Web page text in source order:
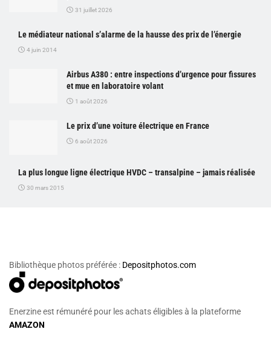
31 juillet 2026
Le médiateur national s’alarme de la hausse des prix de l’énergie
4 juin 2014
Airbus A380 : entre inspections d’urgence pour fissures
et mue en laboratoire volant
1 août 2026
Le prix d’une voiture électrique en France
6 août 2026
La plus longue ligne électrique HVDC – transalpine – jamais réalisée
30 mars 2015
Bibliothèque photos préférée : Depositphotos.com
Enerzine est rémunéré pour les achats éligibles à la plateforme
AMAZON